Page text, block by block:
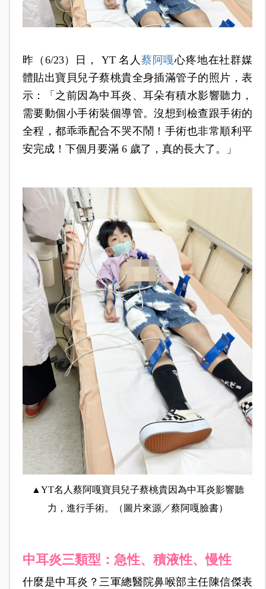
昨（6/23）日， YT 名人 蔡阿嘎心疼地在社群媒
體貼出寶貝兒子蔡桃貴全身插滿管子的照片，表
示：「之前因為中耳炎、耳朵有積水影響聽力，
需要動個小手術裝個導管。沒想到檢查跟手術的
全程，都乖乖配合不哭不鬧！手術也非常順利平
安完成！下個月要滿 6 歲了，真的長大了。」
▲YT名人蔡阿嘎寶貝兒子蔡桃貴因為中耳炎影響聽
力，進行手術。（圖片來源／蔡阿嘎臉書）
中耳炎三類型：急性、積液性、慢性
什麼是中耳炎？三軍總醫院鼻喉部主任陳信傑表